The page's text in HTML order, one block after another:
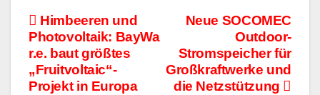
BeitragsnavigationNeue SOCOMEC
Outdoor-
Stromspeicher für
Großkraftwerke und
die Netzstützung
Himbeeren und
Photovoltaik: BayWa
r.e. baut größtes
„Fruitvoltaic“-
Projekt in Europa